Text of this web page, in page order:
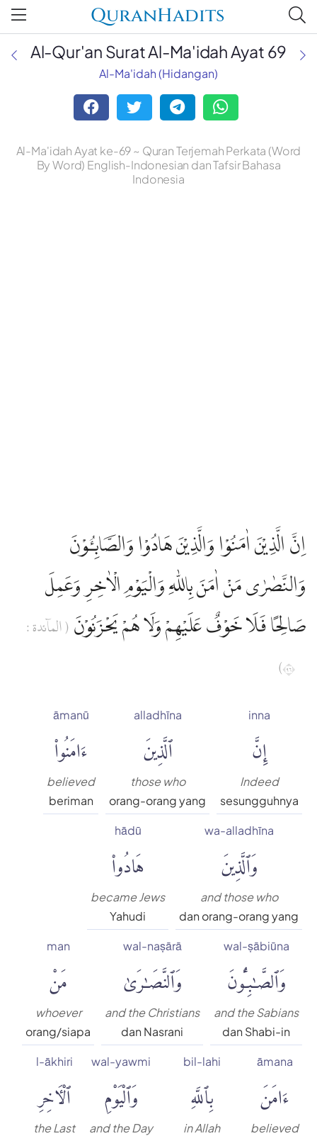
QuranHadits
Al-Qur'an Surat Al-Ma'idah Ayat 69
Al-Ma'idah (Hidangan)
Al-Ma'idah Ayat ke-69 ~ Quran Terjemah Perkata (Word
By Word) English-Indonesian dan Tafsir Bahasa
Indonesia
اِنَّ الَّذِيْنَ اٰمَنُوْا وَالَّذِيْنَ هَادُوْا وَالصَّابِـُٔوْنَ
وَالنَّصٰرٰى مَنْ اٰمَنَ بِاللّٰهِ وَالْيَوْمِ الْاٰخِرِ وَعَمِلَ
صَالِحًا فَلَا خَوْفٌ عَلَيْهِمْ وَلَا هُمْ يَحْزَنُوْنَ ( الماۤئدة :
٦٩)
inna
إِنَّ
Indeed
sesungguhnya
alladhīna
ٱلَّذِينَ
those who
orang-orang yang
āmanū
ءَامَنُوا۟
believed
beriman
wa-alladhīna
وَٱلَّذِينَ
and those who
dan orang-orang yang
hādū
هَادُوا۟
became Jews
Yahudi
wal-ṣābiūna
وَٱلصَّٰبِـُٔونَ
and the Sabians
dan Shabi-in
wal-naṣārā
وَٱلنَّصَٰرَىٰ
and the Christians
dan Nasrani
man
مَنْ
whoever
orang/siapa
āmana
ءَامَنَ
believed
bil-lahi
بِٱللَّهِ
in Allah
wal-yawmi
وَٱلْيَوْمِ
and the Day
l-ākhiri
ٱلْءَاخِرِ
the Last